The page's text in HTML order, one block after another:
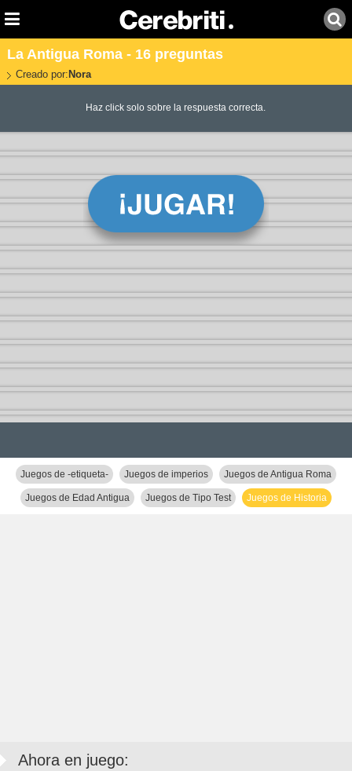
La Antigua Roma - 16 preguntas
Creado por: Nora
Haz click solo sobre la respuesta correcta.
Juegos de -etiqueta- Juegos de imperios Juegos de Antigua Roma
Juegos de Edad Antigua Juegos de Tipo Test Juegos de Historia
Ahora en juego: